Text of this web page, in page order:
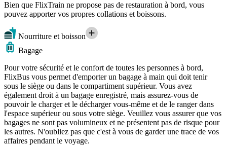
Bien que FlixTrain ne propose pas de restauration à bord, vous
pouvez apporter vos propres collations et boissons.
Nourriture et boisson
Bagage
Pour votre sécurité et le confort de toutes les personnes à bord,
FlixBus vous permet d'emporter un bagage à main qui doit tenir
sous le siège ou dans le compartiment supérieur. Vous avez
également droit à un bagage enregistré, mais assurez-vous de
pouvoir le charger et le décharger vous-même et de le ranger dans
l'espace supérieur ou sous votre siège. Veuillez vous assurer que vos
bagages ne sont pas volumineux et ne présentent pas de risque pour
les autres. N'oubliez pas que c'est à vous de garder une trace de vos
affaires pendant le voyage.